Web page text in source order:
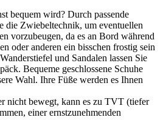
bequem wird? Durch passende
die Zwiebeltechnik, um eventuellen
vorzubeugen, da es an Bord während
oder anderen ein bisschen frostig sein
und Sandalen lassen Sie
Bequeme geschlossene Schuhe
Wahl. Ihre Füße werden es Ihnen
nicht bewegt, kann es zu TVT (tiefer
einer ernstzunehmenden